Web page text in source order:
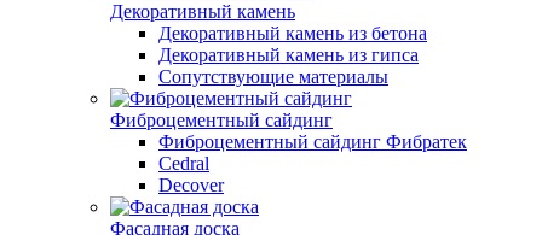
Декоративный камень
Декоративный камень из бетона
Декоративный камень из гипса
Сопутствующие материалы
Фиброцементный сайдинг
Фиброцементный сайдинг Фибратек
Cedral
Decover
Фасадная доска